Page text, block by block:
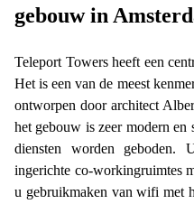
gebouw in
Teleport Towers heeft een
Het is een van de meest
ontworpen door architect
het gebouw is zeer modern en
diensten worden
ingerichte co-workingruimtes
u gebruikmaken van wifi met